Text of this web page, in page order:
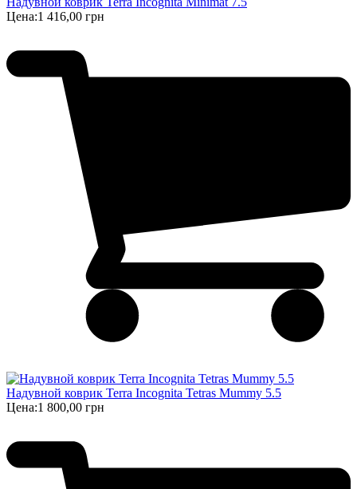
Цена:1 416,00 грн
Надувной коврик Terra Incognita Tetras Mummy 5.5
Цена:1 800,00 грн